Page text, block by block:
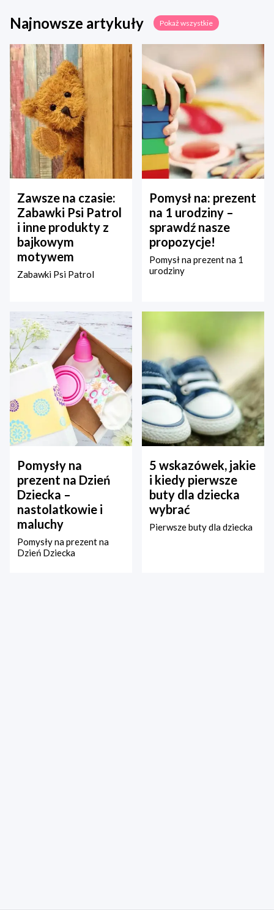
Najnowsze artykuły Pokaż wszystkie
Zawsze na czasie:
Zabawki Psi Patrol
i inne produkty z
bajkowym
motywem
Zabawki Psi Patrol
Pomysł na: prezent
na 1 urodziny –
sprawdź nasze
propozycje!
Pomysł na prezent na 1
urodziny
Pomysły na
prezent na Dzień
Dziecka –
nastolatkowie i
maluchy
Pomysły na prezent na
Dzień Dziecka
5 wskazówek, jakie
i kiedy pierwsze
buty dla dziecka
wybrać
Pierwsze buty dla dziecka